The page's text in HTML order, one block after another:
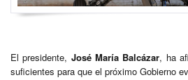
El presidente, José María Balcázar, ha
suficientes para que el próximo Gobierno